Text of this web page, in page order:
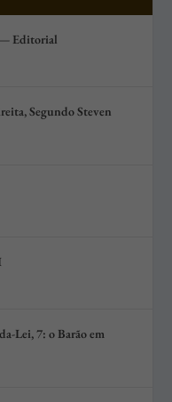
Editorial
Segundo Steven
Lei, 7: o Barão em